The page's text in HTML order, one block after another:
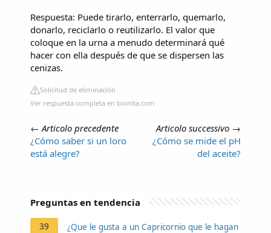
Respuesta: Puede tirarlo, enterrarlo, quemarlo,
donarlo, reciclarlo o reutilizarlo. El valor que
coloque en la urna a menudo determinará qué
hacer con ella después de que se dispersen las
cenizas.
Solicitud de eliminación
Ver respuesta completa en boinita.com
← Articolo precedente
¿Cómo saber si un loro
está alegre?
Articolo successivo →
¿Cómo se mide el pH
del aceite?
Preguntas en tendencia
39
¿Que le gusta a un Capricornio que le hagan